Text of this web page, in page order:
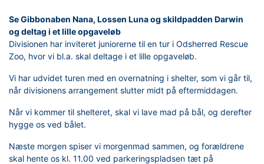
Se Gibbonaben Nana, Lossen Luna og skildpadden Darwin
og deltag i et lille opgaveløb
Divisionen har inviteret juniorerne til en tur i Odsherred Rescue
Zoo, hvor vi bl.a. skal deltage i et lille opgaveløb.
Vi har udvidet turen med en overnatning i shelter, som vi går til,
når divisionens arrangement slutter midt på eftermiddagen.
Når vi kommer til shelteret, skal vi lave mad på bål, og derefter
hygge os ved bålet.
Næste morgen spiser vi morgenmad sammen, og forældrene
skal hente os kl. 11.00 ved parkeringspladsen tæt på